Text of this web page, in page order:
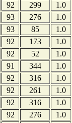
92 299
1.0
93 276
1.0
93 85
1.0
92 173
1.0
92 52
1.0
91 344
1.0
92 316
1.0
92 261
1.0
92 316
1.0
92 276
1.0